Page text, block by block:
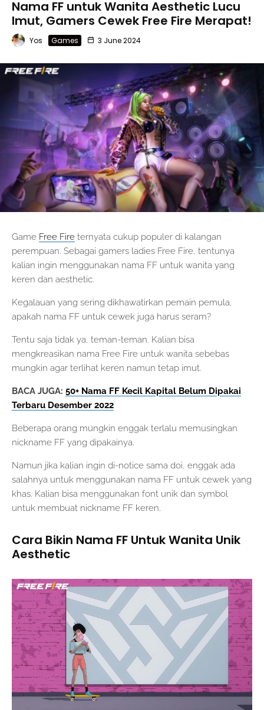
Nama FF untuk Wanita Aesthetic Lucu
Imut, Gamers Cewek Free Fire Merapat!
Yos Games 3 June 2024
Game Free Fire ternyata cukup populer di kalangan
perempuan. Sebagai gamers ladies Free Fire, tentunya
kalian ingin menggunakan nama FF untuk wanita yang
keren dan aesthetic.
Kegalauan yang sering dikhawatirkan pemain pemula,
apakah nama FF untuk cewek juga harus seram?
Tentu saja tidak ya, teman-teman. Kalian bisa
mengkreasikan nama Free Fire untuk wanita sebebas
mungkin agar terlihat keren namun tetap imut.
BACA JUGA: 50+ Nama FF Kecil Kapital Belum Dipakai
Terbaru Desember 2022
Beberapa orang mungkin enggak terlalu memusingkan
nickname FF yang dipakainya.
Namun jika kalian ingin di-notice sama doi, enggak ada
salahnya untuk menggunakan nama FF untuk cewek yang
khas. Kalian bisa menggunakan font unik dan symbol
untuk membuat nickname FF keren.
Cara Bikin Nama FF Untuk Wanita Unik
Aesthetic